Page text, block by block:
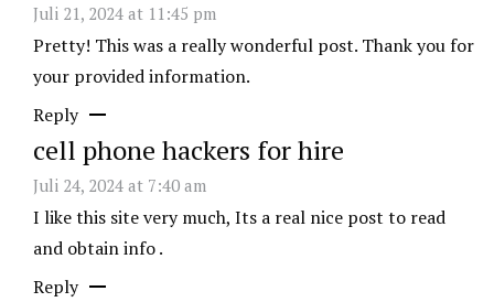
Juli 21, 2024 at 11:45 pm
Pretty! This was a really wonderful post. Thank you for
your provided information.
Reply
cell phone hackers for hire
Juli 24, 2024 at 7:40 am
I like this site very much, Its a real nice post to read
and obtain info .
Reply